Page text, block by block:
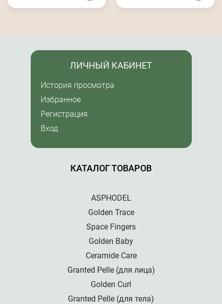
КАТАЛОГ ТОВАРОВ
ASPHODEL
Golden Trace
Space Fingers
Golden Baby
Ceramide Care
Granted Pelle (для лица)
Golden Curl
Granted Pelle (для тела)
ЛИЧНЫЙ КАБИНЕТ
История просмотра
Избранное
Регистрация
Вход